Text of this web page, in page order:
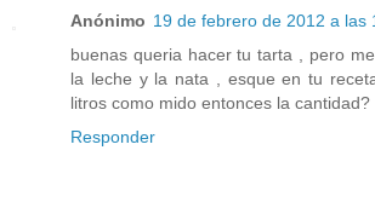
Anónimo 19 de febrero de 2012 a las
buenas queria hacer tu tarta , pero
la leche y la nata , esque en tu
litros como mido entonces la cantidad?
Responder